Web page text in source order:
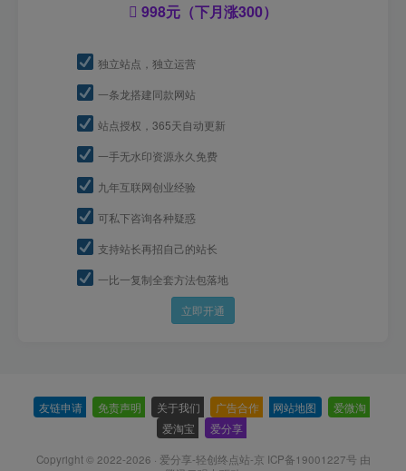
998元（下月涨300）
独立站点，独立运营
一条龙搭建同款网站
站点授权，365天自动更新
一手无水印资源永久免费
九年互联网创业经验
可私下咨询各种疑惑
支持站长再招自己的站长
一比一复制全套方法包落地
立即开通
友链申请 免责声明 关于我们 广告合作 网站地图 爱微淘
爱淘宝
爱分享
Copyright © 2022-2026 · 爱分享-轻创终点站-京 ICP备19001227号 由